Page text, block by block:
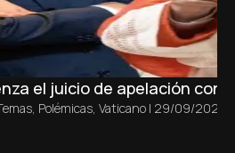
el juicio de apelación con
, Polémicas, Vaticano | 29/09/2025